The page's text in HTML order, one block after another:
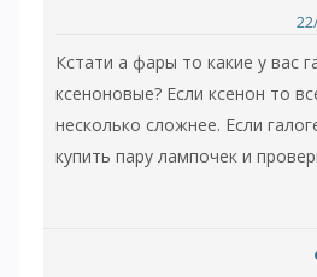
Кстати а фары то какие у вас
ксеноновые? Если ксенон то
несколько сложнее. Если
купить пару лампочек и